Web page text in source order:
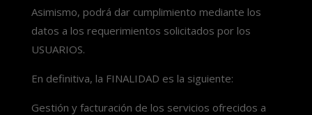
Asimismo, podrá dar cumplimiento mediante los
datos a los requerimientos solicitados por los
USUARIOS.
En definitiva, la FINALIDAD es la siguiente:
Gestión y facturación de los servicios ofrecidos a